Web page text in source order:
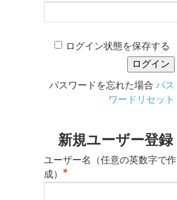
ログイン状態を保存する
パスワードを忘れた場合 パス
ワードリセット
新規ユーザー登録
ユーザー名（任意の英数字で作
成） *